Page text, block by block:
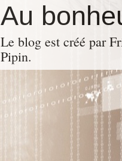
Au
Le blog est créé par
Pipin.